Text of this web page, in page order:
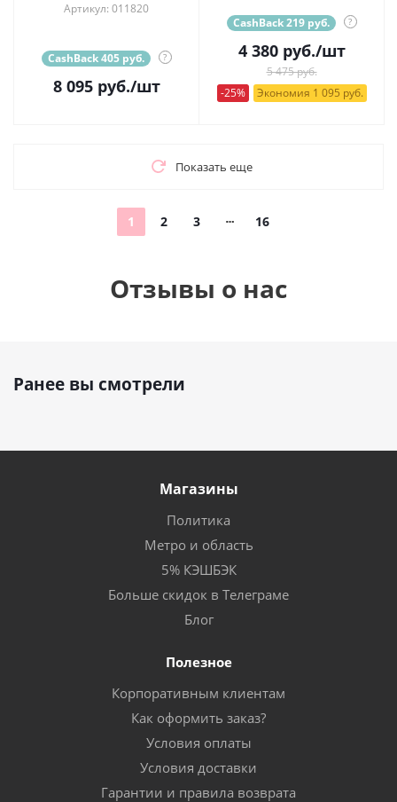
Артикул: 011820
CashBack 405 руб. ?
8 095руб./шт
CashBack 219 руб. ?
4 380руб./шт
5 475 руб.
-25%
Экономия 1 095 руб.
Показать еще
1 2 3 16
Отзывы о нас
Ранее вы смотрели
Магазины
Политика
Метро и область
5% КЭШБЭК
Больше скидок в Телеграме
Блог
Полезное
Корпоративным клиентам
Как оформить заказ?
Условия оплаты
Условия доставки
Гарантии и правила возврата